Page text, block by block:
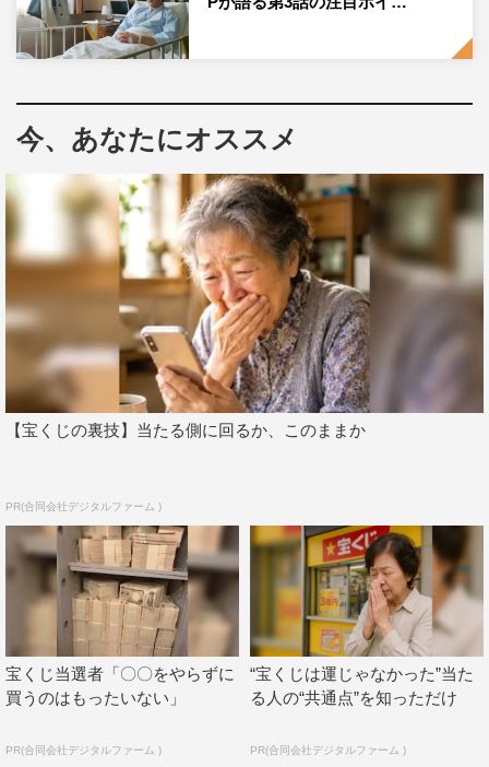
橋本芙美プロデューサー コメント
6話では清家（櫻井翔）がついに官房長官に就任します。
父・和田島（加藤雅也）と肩を並べることができた清家で
すが、その裏には母・浩子（高岡早紀）の策略が…。息子
を操り、権力を握らせ、その先の野望とは一体何なのか。
そんな中、浩子がまた道上（水川あさみ）の前に姿を現し
ます。
は？
6話はいろいろな意味で「俊哉くん」の回です。
高校時代に鈴木（玉山鉄二）と清家がどんな出会いをし
て、どんな思いで清家を政治家にしようとしてきたか、若
き日に誓った思い、長年清家と歩んできた日々、清家との
絆、今まで描かれなかった過去が描かれます。
木の壮絶なバトルを描きます。本格的に動き出した浩子が
今、あなたにオススメ
【宝くじの裏技】当たる側に回るか、このままか
PR(合同会社デジタルファーム )
宝くじ当選者「〇〇をやらずに
買うのはもったいない」
PR(合同会社デジタルファーム )
“宝くじは運じゃなかった”当た
る人の“共通点”を知っただけ
PR(合同会社デジタルファーム )